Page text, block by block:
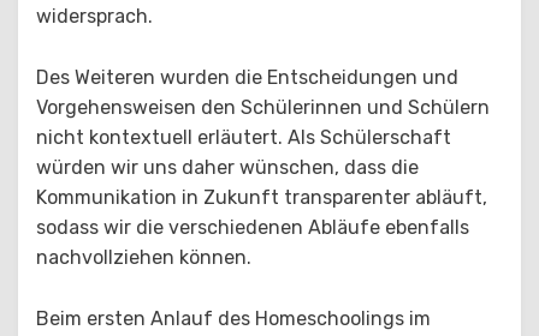
widersprach.
Des Weiteren wurden die Entscheidungen und
Vorgehensweisen den Schülerinnen und Schülern
nicht kontextuell erläutert. Als Schülerschaft
würden wir uns daher wünschen, dass die
Kommunikation in Zukunft transparenter abläuft,
sodass wir die verschiedenen Abläufe ebenfalls
nachvollziehen können.
Beim ersten Anlauf des Homeschoolings im